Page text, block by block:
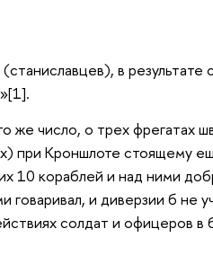
в результате
же число, о трех фрегатах
при Кроншлоте стоящему
10 кораблей и над ними
говаривал, и диверзии б не
солдат и офицеров в